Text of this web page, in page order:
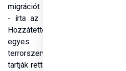
migrációt válasszák
- írta az államtitkár.
Hozzátette, hogy
egyes régiókban
terrorszervezetek
tartják rettegésben a